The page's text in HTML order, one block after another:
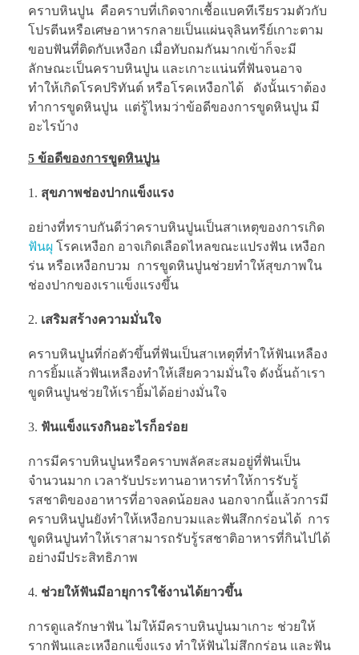
คราบหินปูน คือคราบที่เกิดจากเชื้อแบคทีเรียรวมตัวกับ
โปรตีนหรือเศษอาหารกลายเป็นแผ่นจุลินทรีย์เกาะตาม
ขอบฟันที่ติดกับเหงือก เมื่อทับถมกันมากเข้าก็จะมี
ลักษณะเป็นคราบหินปูน และเกาะแน่นที่ฟันจนอาจ
ทำให้เกิดโรคปริทันต์ หรือโรคเหงือกได้ ดังนั้นเราต้อง
ทำการขูดหินปูน แต่รู้ไหมว่าข้อดีของการขูดหินปูน มี
อะไรบ้าง
5 ข้อดีของการขูดหินปูน
สุขภาพช่องปากแข็งแรง
อย่างที่ทราบกันดีว่าคราบหินปูนเป็นสาเหตุของการเกิด
ฟันผุ โรคเหงือก อาจเกิดเลือดไหลขณะแปรงฟัน เหงือก
ร่น หรือเหงือกบวม การขูดหินปูนช่วยทำให้สุขภาพใน
ช่องปากของเราแข็งแรงขึ้น
เสริมสร้างความมั่นใจ
คราบหินปูนที่ก่อตัวขึ้นที่ฟันเป็นสาเหตุที่ทำให้ฟันเหลือง
การยิ้มแล้วฟันเหลืองทำให้เสียความมั่นใจ ดังนั้นถ้าเรา
ขูดหินปูนช่วยให้เรายิ้มได้อย่างมั่นใจ
ฟันแข็งแรงกินอะไรก็อร่อย
การมีคราบหินปูนหรือคราบพลัคสะสมอยู่ที่ฟันเป็น
จำนวนมาก เวลารับประทานอาหารทำให้การรับรู้
รสชาติของอาหารที่อาจลดน้อยลง นอกจากนี้แล้วการมี
คราบหินปูนยังทำให้เหงือกบวมและฟันสึกกร่อนได้ การ
ขูดหินปูนทำให้เราสามารถรับรู้รสชาติอาหารที่กินไปได้
อย่างมีประสิทธิภาพ
ช่วยให้ฟันมีอายุการใช้งานได้ยาวขึ้น
การดูแลรักษาฟัน ไม่ให้มีคราบหินปูนมาเกาะ ช่วยให้
รากฟันและเหงือกแข็งแรง ทำให้ฟันไม่สึกกร่อน และฟัน